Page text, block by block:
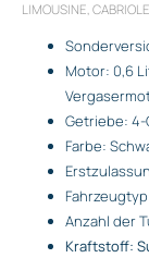
LIMOUSINE,
Motor: 0,6
Getriebe:
Farbe:
Anzahl der
Kraftstoff: